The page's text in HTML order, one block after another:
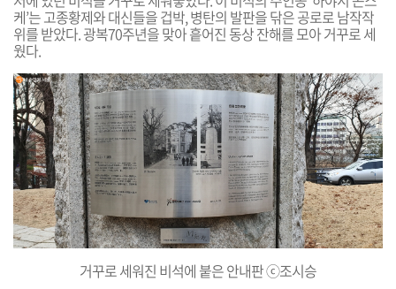
케’는 고종황제와 대신들을 겁박, 병탄의 발판을 닦은 공로로 남작작
위를 받았다. 광복70주년을 맞아 흩어진 동상 잔해를 모아 거꾸로 세
웠다.
거꾸로 세워진 비석에 붙은 안내판 ⓒ조시승